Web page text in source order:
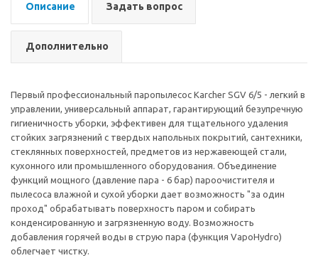
Описание Задать вопрос
Дополнительно
Первый профессиональный паропылесос Karcher SGV 6/5 - легкий в
управлении, универсальный аппарат, гарантирующий безупречную
гигиеничность уборки, эффективен для тщательного удаления
стойких загрязнений с твердых напольных покрытий, сантехники,
стеклянных поверхностей, предметов из нержавеющей стали,
кухонного или промышленного оборудования. Объединение
функций мощного (давление пара - 6 бар) пароочистителя и
пылесоса влажной и сухой уборки дает возможность "за один
проход" обрабатывать поверхность паром и собирать
конденсированную и загрязненную воду. Возможность
добавления горячей воды в струю пара (функция VapoHydro)
облегчает чистку.